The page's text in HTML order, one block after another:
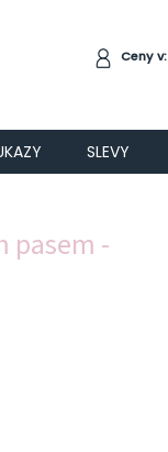
NÁKUPNÍCeny v:
SLEVY
pasem -